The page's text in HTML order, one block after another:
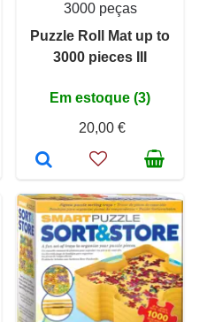
3000 peças
Puzzle Roll Mat up to
3000 pieces III
Em estoque (3)
20,00 €